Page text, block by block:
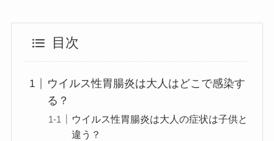
目次
ウイルス性胃腸炎は大人はどこで感染す
る？
ウイルス性胃腸炎は大人の症状は子供と
違う？